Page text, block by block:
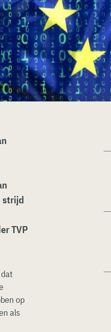
strijd
TVP
op
als